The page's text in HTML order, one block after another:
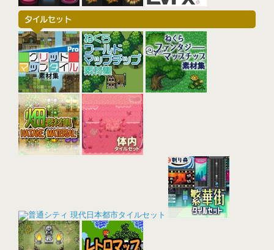
タイルセット